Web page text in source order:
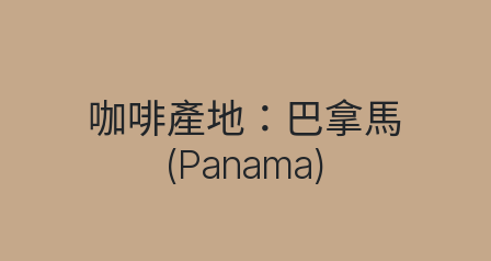
咖啡產地：巴拿馬
(Panama)